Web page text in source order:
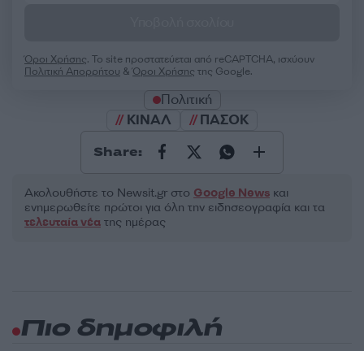
Όροι Χρήσης. Το site προστατεύεται από reCAPTCHA, ισχύουν
Πολιτική Απορρήτου &Όροι Χρήσης της Google.
Πολιτική
ΚΙΝΑΛ
ΠΑΣΟΚ
Share:
Ακολουθήστε το Νewsit.gr στο Google News και
ενημερωθείτε πρώτοι για όλη την ειδησεογραφία και τα
τελευταία νέα της ημέρας
Πιο δημοφιλή